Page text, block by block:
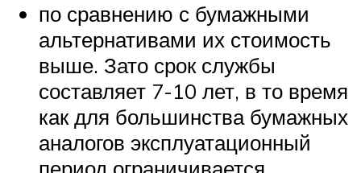
по сравнению с бумажными
альтернативами их стоимость
выше. Зато срок службы
составляет 7-10 лет, в то время
как для большинства бумажных
аналогов эксплуатационный